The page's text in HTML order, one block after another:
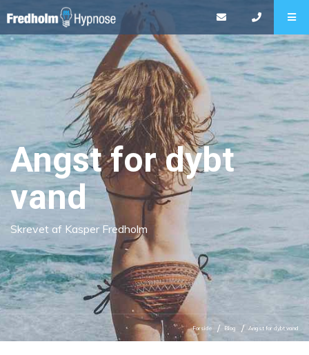
Angst for dybt
vand
Skrevet af Kasper Fredholm
Forside Blog Angst for dybt vand